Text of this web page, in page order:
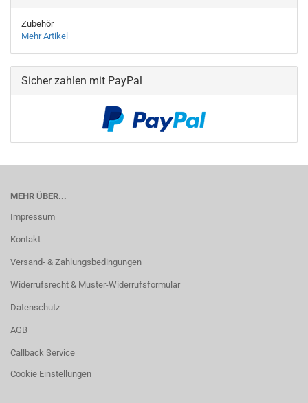
Zubehör
Mehr Artikel
Sicher zahlen mit PayPal
MEHR ÜBER...
Impressum
Kontakt
Versand- & Zahlungsbedingungen
Widerrufsrecht & Muster-Widerrufsformular
Datenschutz
AGB
Callback Service
Cookie Einstellungen